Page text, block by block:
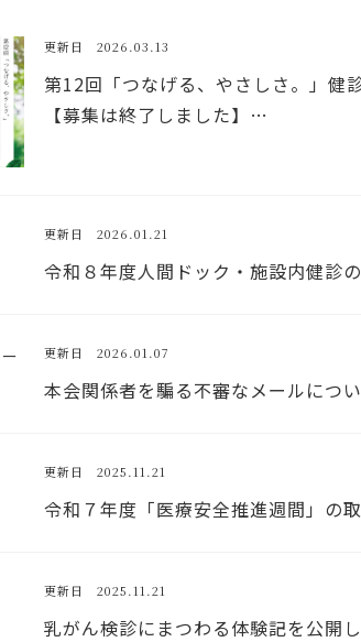
更新日 2026.03.13
第12回「つなげる、やさしさ。」健
【募集は終了しました】…
更新日 2026.01.21
令和８年度人間ドック・施設内健診
更新日 2026.01.07
本会関係者を騙る不審なメールにつ
更新日 2025.11.21
令和７年度「医療安全推進週間」の
更新日 2025.11.21
乳がん検診にまつわる体験記を公開